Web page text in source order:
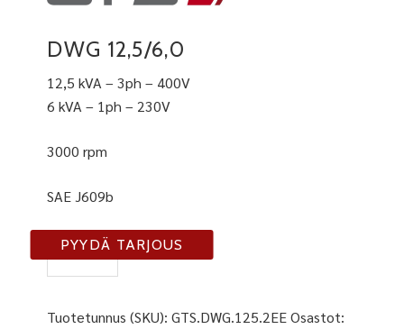
DWG 12,5/6,0
12,5 kVA – 3ph – 400V
6 kVA – 1ph – 230V
3000 rpm
SAE J609b
DWG
12,5/6,0
PYYDÄ TARJOUS
Tuotetunnus (SKU):GTS.DWG.125.2EE Osastot: